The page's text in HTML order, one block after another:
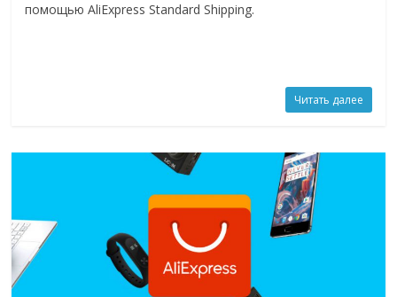
помощью AliExpress Standard Shipping.
Читать далее